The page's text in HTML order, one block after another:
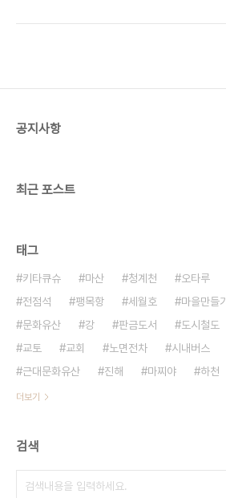
개개인의 자질 때문이 아니다. 자세히 살펴보면 이미
공지사항
최근 포스트
태그
키타큐슈 마산 청계천 오타루
전점석
팽목항 세월호 마을만들기
문화유산
강 판금도서 도시철도
교토
교회 노면전차 시내버스
근대문화유산
진해 마찌야 하천
더보기
검색